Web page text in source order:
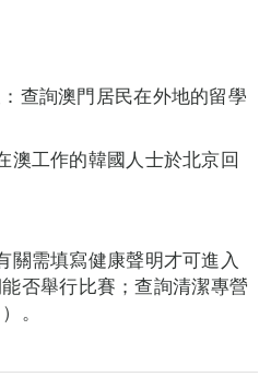
查詢澳門居民在外地的留學
澳工作的韓國人士於北京回
關需填寫健康聲明才可進入
否舉行比賽；查詢清潔專營
。